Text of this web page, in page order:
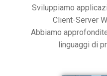
Sviluppiamo
Client-Server
Abbiamo
linguaggi di